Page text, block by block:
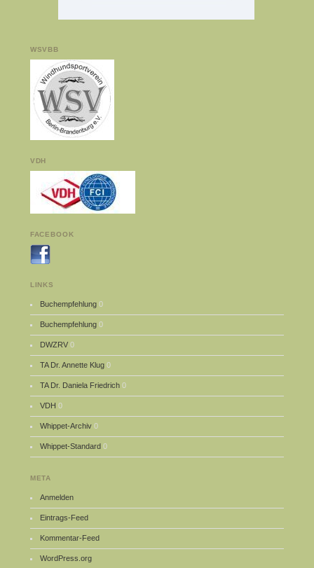
WSVBB
VDH
FACEBOOK
LINKS
Buchempfehlung 0
Buchempfehlung 0
DWZRV 0
TA Dr. Annette Klug 0
TA Dr. Daniela Friedrich 0
VDH 0
Whippet-Archiv 0
Whippet-Standard 0
META
Anmelden
Eintrags-Feed
Kommentar-Feed
WordPress.org